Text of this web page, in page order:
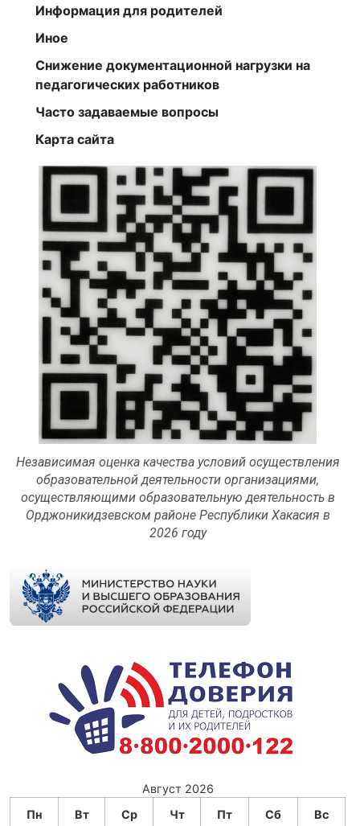
Информация для родителей
Иное
Снижение документационной нагрузки на
педагогических работников
Часто задаваемые вопросы
Карта сайта
Независимая оценка качества условий осуществления
образовательной деятельности организациями,
осуществляющими образовательную деятельность в
Орджоникидзевском районе Республики Хакасия в
2026 году
Август 2026
Пн
Вт Ср Чт Пт Сб Вс